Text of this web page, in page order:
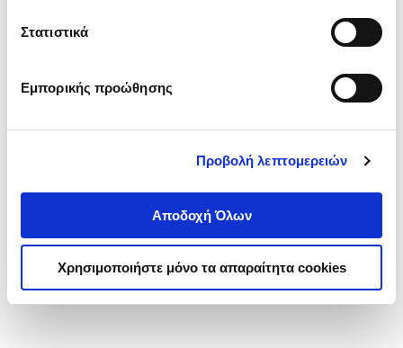
Στατιστικά
Εμπορικής προώθησης
Προβολή λεπτομερειών
Αποδοχή Όλων
Χρησιμοποιήστε μόνο τα απαραίτητα cookies